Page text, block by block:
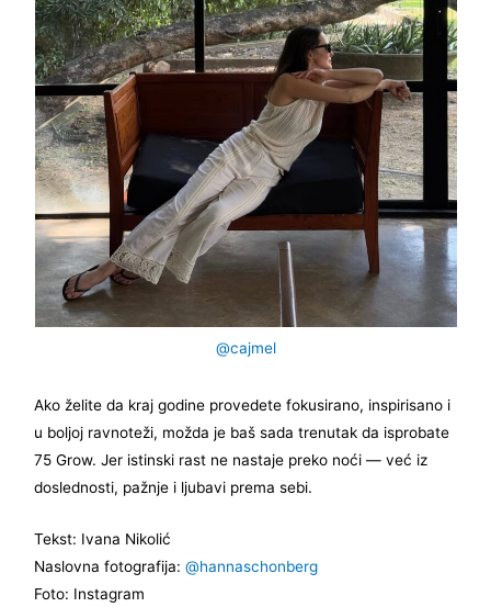
@cajmel
Ako želite da kraj godine provedete fokusirano, inspirisano i
u boljoj ravnoteži, možda je baš sada trenutak da isprobate
75 Grow. Jer istinski rast ne nastaje preko noći — već iz
doslednosti, pažnje i ljubavi prema sebi.
Tekst: Ivana Nikolić
Naslovna fotografija:@hannaschonberg
Foto: Instagram